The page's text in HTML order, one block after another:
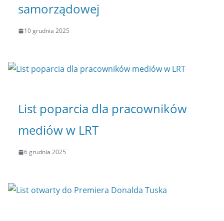
samorządowej
10 grudnia 2025
List poparcia dla pracowników
mediów w LRT
6 grudnia 2025